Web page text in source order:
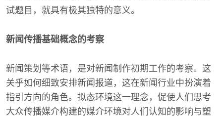
试题目，就具有极其独特的意义。
新闻传播基础概念的考察
新闻策划等术语，是对新闻制作初期工作的考察。这
关乎如何细致安排新闻报道，这在新闻行业中扮演着
指引方向的角色。拟态环境这一理念，促使人们思考
大众传播媒介构建的媒介环境对人们认知的影响与塑